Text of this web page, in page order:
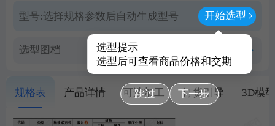
型号:选择规格参数后自动生成型号 开始选型
选型提示
选型后可查看商品价格和交期
跳过 下一步
选型图档
规格表 产品详情 可选加工 订货引导 3D模